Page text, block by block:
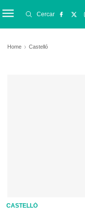
Cercar
Home Castelló
CASTELLÓ